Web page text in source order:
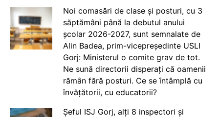
Noi comasări de clase și posturi, cu 3
săptămâni până la debutul anului
școlar 2026-2027, sunt semnalate de
Alin Badea, prim-vicepreședinte USLI
Gorj: Ministerul o comite grav de tot.
Ne sună directorii disperați că oamenii
rămân fără posturi. Ce se întâmplă cu
învățătorii, cu educatorii?
Șeful ISJ Gorj, alți 8 inspectori și